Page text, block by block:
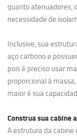
quanto atenuadores,
necessidade de
Inclusive, sua
aço carbono e
pois é preciso usar
proporcional à
maior é sua
Construa sua cabine
A estrutura da cabine